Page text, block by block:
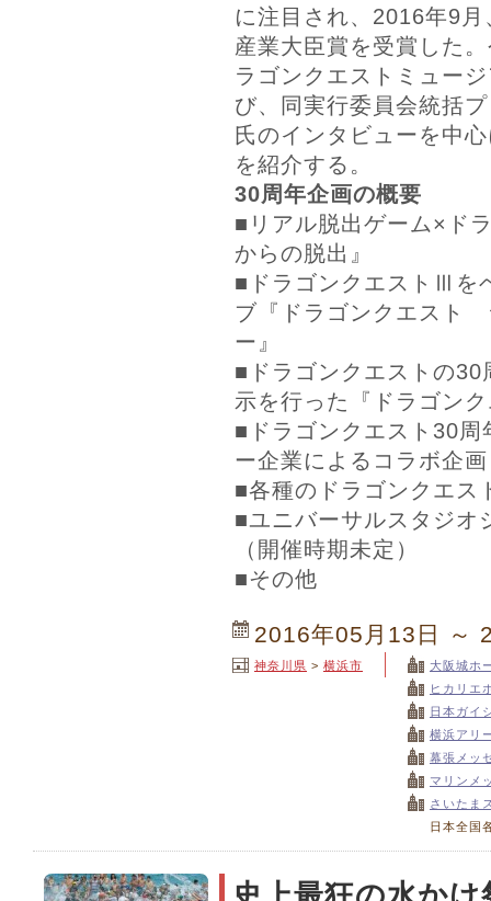
に注目され、2016年9
産業大臣賞を受賞した
ラゴンクエストミュー
び、同実行委員会統括
氏のインタビューを中
を紹介する。
30周年企画の概要
■リアル脱出ゲーム×ド
からの脱出』
■ドラゴンクエストⅢを
ブ『ドラゴンクエスト
ー』
■ドラゴンクエストの
示を行った『ドラゴン
■ドラゴンクエスト30
ー企業によるコラボ企画
■各種のドラゴンクエス
■ユニバーサルスタジオ
（開催時期未定）
■その他
2016年05月13日 ～
神奈川県 > 横浜市
大阪城ホ
ヒカリエ
日本ガイ
横浜アリ
幕張メッ
マリンメ
さいたま
日本全国